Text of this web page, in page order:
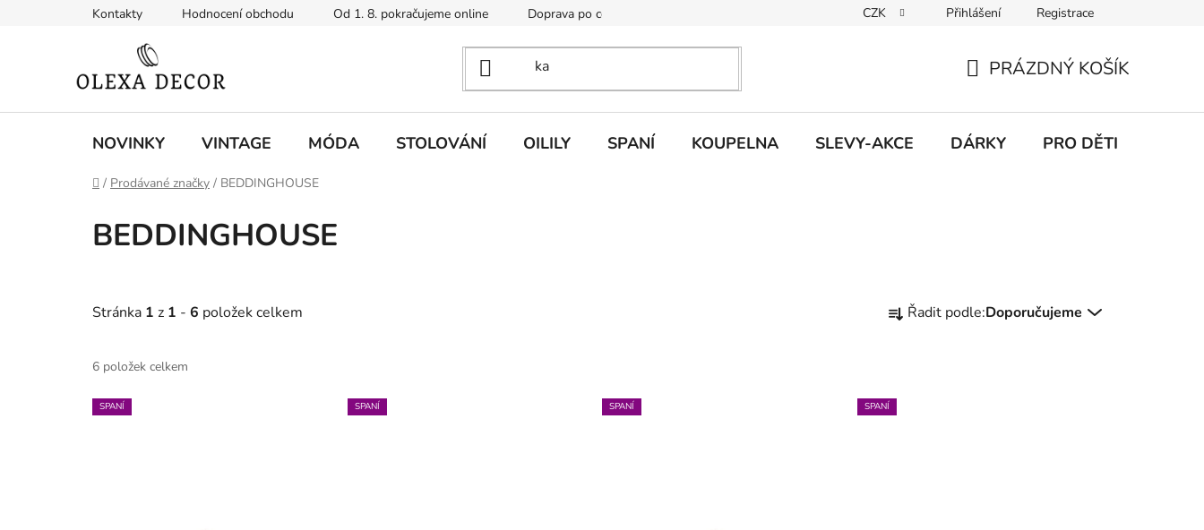
Kontakty Hodnocení obchodu Od 1. 8. pokračujeme online Doprava po celé EU Udržitelnost Inspirace Obchodní podmínky
CZK Přihlášení Registrace
KOŠÍK
PRÁZDNÝ KOŠÍK
NOVINKY VINTAGE MÓDA STOLOVÁNÍ OILILY SPANÍ KOUPELNA SLEVY-AKCE DÁRKY PRO DĚTI
Domů
/ Prodávané značky / BEDDINGHOUSE
BEDDINGHOUSE
Stránka 1 z 1 - 6 položek celkem
a
n
í
Řadit podle:Doporučujeme
V
p
6 položek celkem
SPANÍ SPANÍ SPANÍ SPANÍ